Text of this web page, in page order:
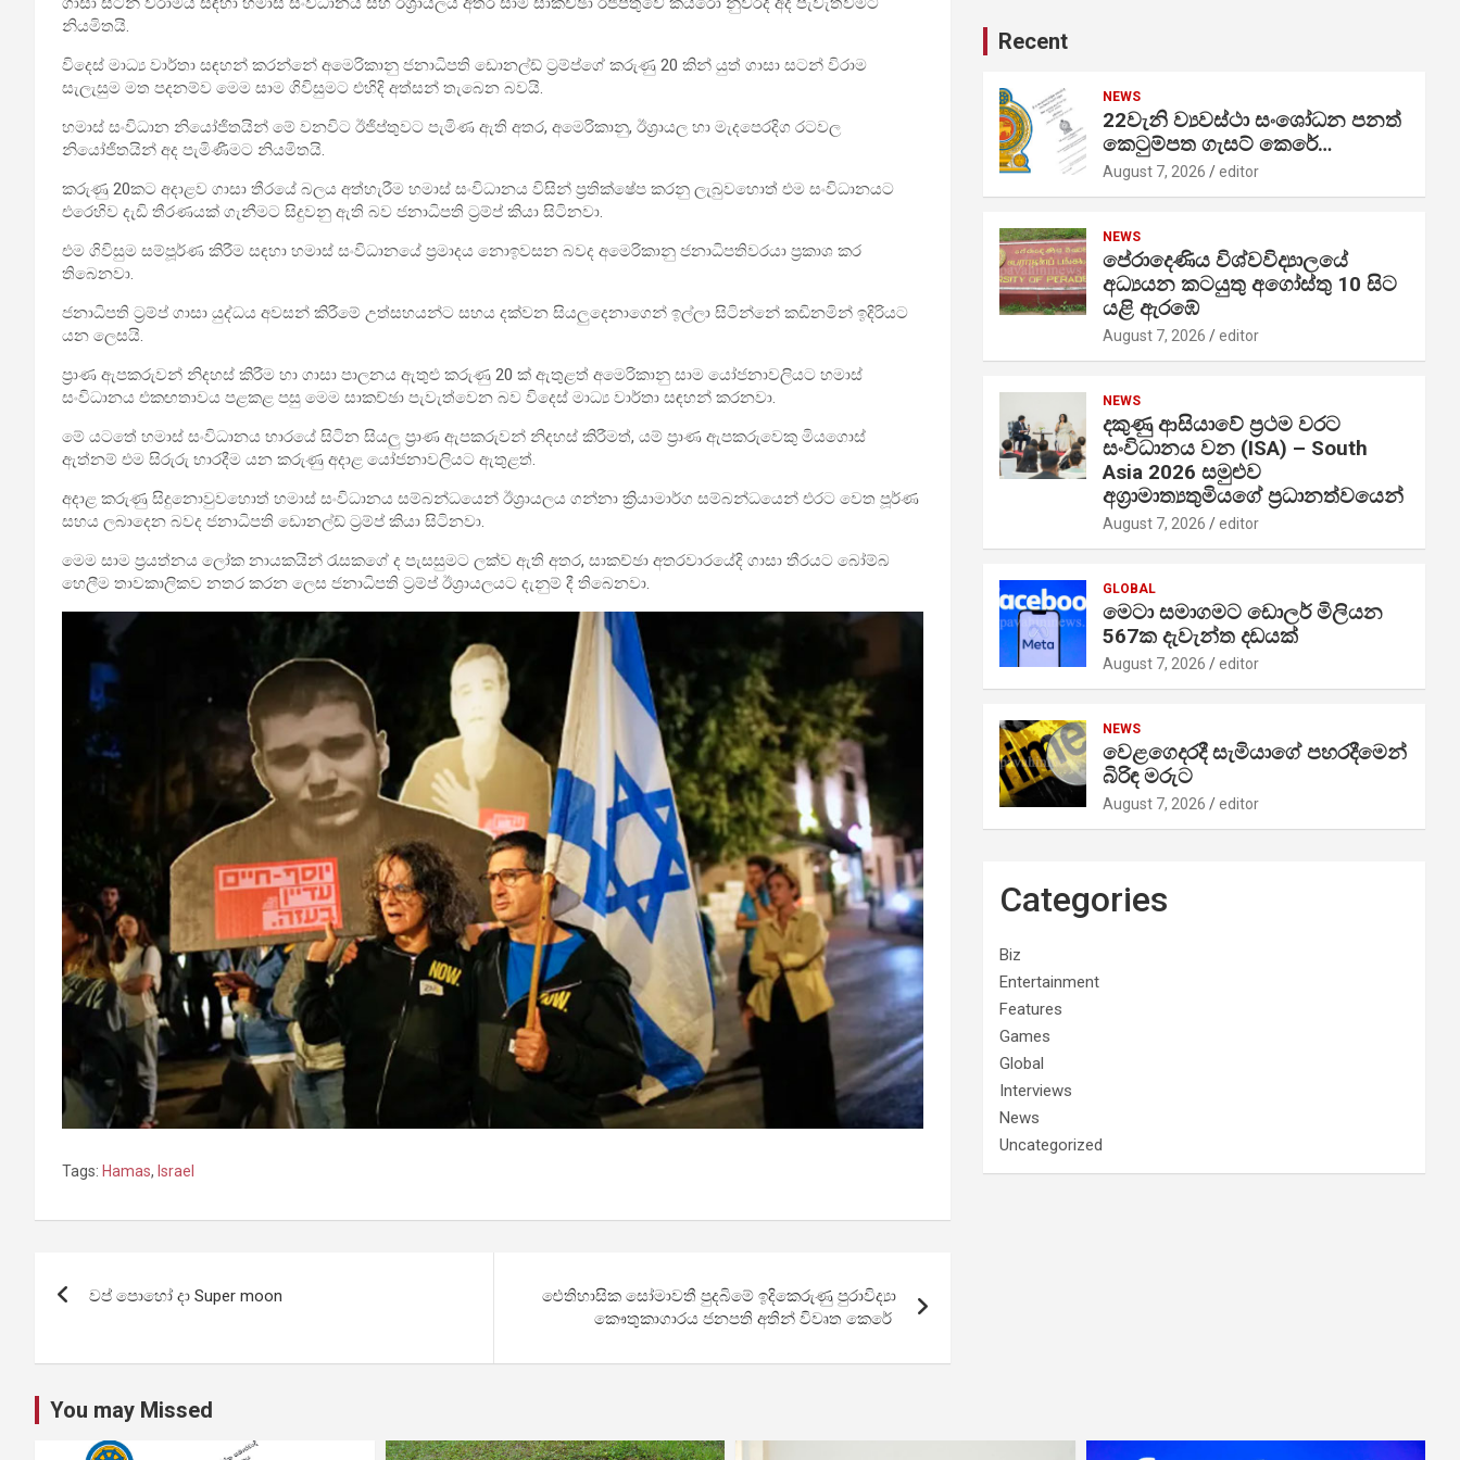
නියමිතයි.
විදෙස් මාධ්‍ය වාර්තා සඳහන් කරන්නේ අමෙරිකානු ජනාධිපති ඩොනල්ඩ් ට්‍රම්ප්ගේ කරුණු 20 කින් යුත් ගාසා සටන් විරාම
සැලැසුම මත පදනම්ව මෙම සාම ගිවිසුමට එහිදි අත්සන් තැබෙන බවයි.
හමාස් සංවිධාන නියෝජිතයින් මේ වනවිට ඊජිප්තුවට පැමිණ ඇති අතර, අමෙරිකානු, ඊශ්‍රායල හා මැදපෙරදිග රටවල
නියෝජිතයින් අද පැමිණීමට නියමිතයි.
කරුණු 20කට අදාළව ගාසා තීරයේ බලය අත්හැරීම හමාස් සංවිධානය විසින් ප්‍රතික්ෂේප කරනු ලැබුවහොත් එම සංවිධානයට
එරෙහිව දැඩි තීරණයක් ගැනීමට සිදුවනු ඇති බව ජනාධිපති ට්‍රම්ප් කියා සිටිනවා.
එම ගිවිසුම සම්පූර්ණ කිරීම සඳහා හමාස් සංවිධානයේ ප්‍රමාදය නොඉවසන බවද අමෙරිකානු ජනාධිපතිවරයා ප්‍රකාශ කර
තිබෙනවා.
ජනාධිපති ට්‍රම්ප් ගාසා යුද්ධය අවසන් කිරීමේ උත්සහයන්ට සහය දක්වන සියලුදෙනාගෙන් ඉල්ලා සිටින්නේ කඩිනමින් ඉදිරියට
යන ලෙසයි.
ප්‍රාණ ඇපකරුවන් නිදහස් කිරීම හා ගාසා පාලනය ඇතුළු කරුණු 20 ක් ඇතුළත් අමෙරිකානු සාම යෝජනාවලියට හමාස්
සංවිධානය එකඟතාවය පළකළ පසු මෙම සාකච්ඡා පැවැත්වෙන බව විදෙස් මාධ්‍ය වාර්තා සඳහන් කරනවා.
මේ යටතේ හමාස් සංවිධානය භාරයේ සිටින සියලු ප්‍රාණ ඇපකරුවන් නිදහස් කිරීමත්, යම් ප්‍රාණ ඇපකරුවෙකු මියගොස්
ඇත්නම් එම සිරුරු භාරදීම යන කරුණු අදාළ යෝජනාවලියට ඇතුළත්.
අදාළ කරුණු සිදුනොවුවහොත් හමාස් සංවිධානය සම්බන්ධයෙන් ඊශ්‍රායලය ගන්නා ක්‍රියාමාර්ග සම්බන්ධයෙන් එරට වෙත පූර්ණ
සහය ලබාදෙන බවද ජනාධිපති ඩොනල්ඩ් ට්‍රම්ප් කියා සිටිනවා.
මෙම සාම ප්‍රයත්නය ලෝක නායකයින් රැසකගේ ද පැසසුමට ලක්ව ඇති අතර, සාකච්ඡා අතරවාරයේදි ගාසා තීරයට බෝම්බ
හෙලීම තාවකාලිකව නතර කරන ලෙස ජනාධිපති ට්‍රම්ප් ඊශ්‍රායලයට දැනුම් දී තිබෙනවා.
Tags: Hamas, Israel
navigation
වප් පොහෝ දා Super moon
ඓතිහාසික සෝමාවතී පුදබිමේ ඉදිකෙරුණු පුරාවිද්‍යා
කෞතුකාගාරය ජනපති අතින් විවෘත කෙරේ ‍
Recent
NEWS
22වැනි ව්‍යවස්ථා සංශෝධන පනත්
කෙටුම්පත ගැසට් කෙරේ…
August 7, 2026 editor
NEWS
පේරාදෙණිය විශ්වවිද්‍යාලයේ
අධ්‍යයන කටයුතු අගෝස්තු 10 සිට
යළි ඇරඹේ
August 7, 2026 editor
NEWS
දකුණු ආසියාවේ ප්‍රථම වරට
සංවිධානය වන (ISA) – South
Asia 2026 සමුළුව
අග්‍රාමාත්‍යතුමියගේ ප්‍රධානත්වයෙන්
August 7, 2026 editor
GLOBAL
මෙටා සමාගමට ඩොලර් මිලියන
567ක දැවැන්ත දඩයක්
August 7, 2026 editor
NEWS
වෙළගෙදරදී සැමියාගේ පහරදීමෙන්
බිරිඳ මරුට
August 7, 2026 editor
Categories
Biz
Entertainment
Features
Games
Global
Interviews
News
Uncategorized
You may Missed